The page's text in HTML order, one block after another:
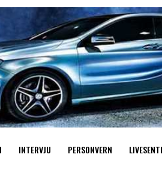
INTERVJU PERSONVERN